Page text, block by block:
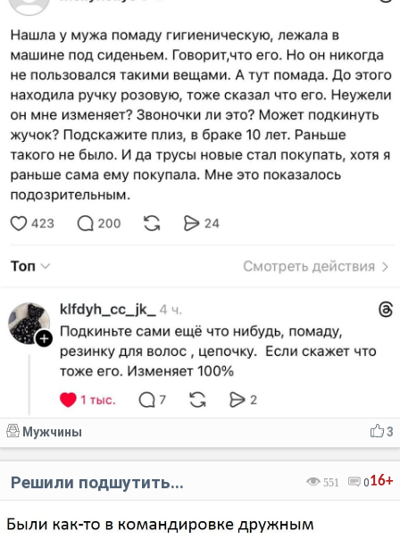
3
Мужчины
16+
551 0
Решили подшутить...